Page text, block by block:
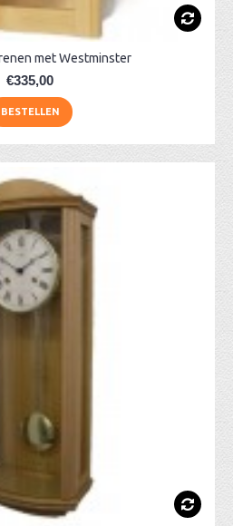
met Westminster
€335,00
BESTELLEN